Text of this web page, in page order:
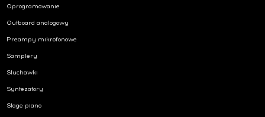
Oprogramowanie
Outboard analogowy
Preampy mikrofonowe
Samplery
Słuchawki
Syntezatory
Stage piano